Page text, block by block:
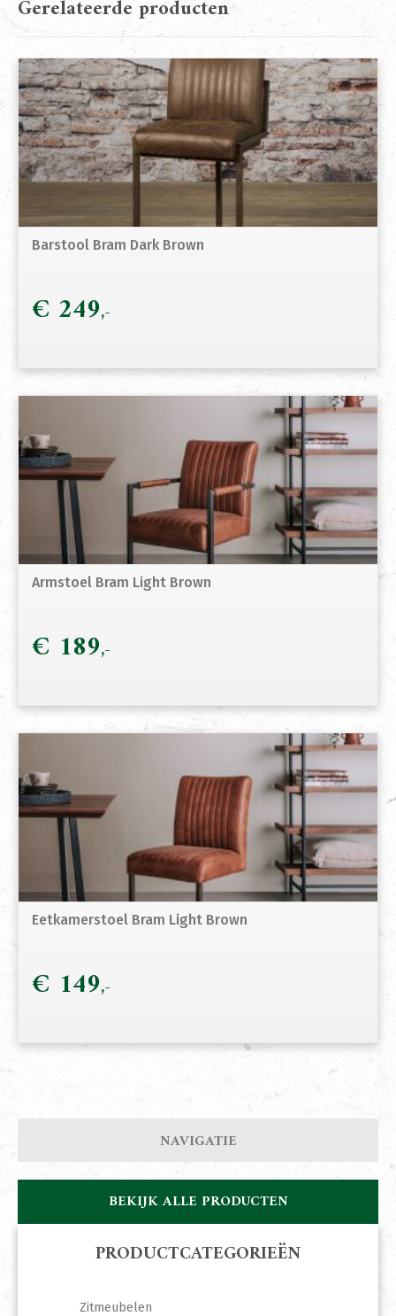
Gerelateerde producten
Barstool Bram Dark Brown
€ 249
Armstoel Bram Light Brown
€ 189
Eetkamerstoel Bram Light Brown
€ 149
NAVIGATIE
BEKIJK ALLE PRODUCTEN
PRODUCTCATEGORIEËN
Zitmeubelen